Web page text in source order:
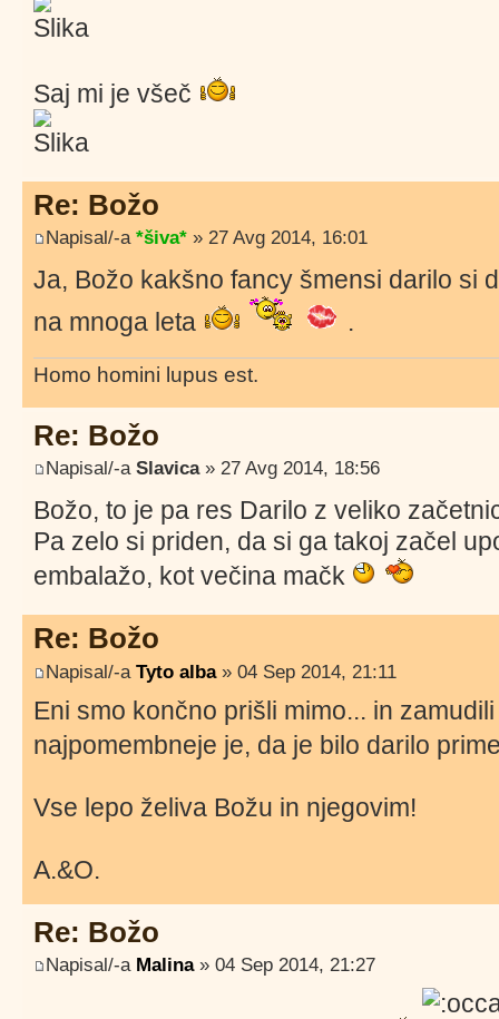
Saj mi je všeč
Re: Božo
Napisal/-a *šiva* » 27 Avg 2014, 16:01
Ja, Božo kakšno fancy šmensi darilo si
na mnoga leta
.
Homo homini lupus est.
Re: Božo
Napisal/-a Slavica» 27 Avg 2014, 18:56
Božo, to je pa res Darilo z veliko
Pa zelo si priden, da si ga takoj začel
embalažo, kot večina mačk
Re: Božo
Napisal/-a Tyto alba» 04 Sep 2014, 21:11
Eni smo končno prišli mimo... in
najpomembneje je, da je bilo darilo
Vse lepo želiva Božu in njegovim!
A.&O.
Re: Božo
Napisal/-a Malina» 04 Sep 2014, 21:27